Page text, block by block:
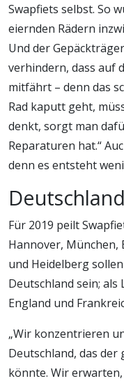
Swapfiets selbst. So
eiernden Rädern
Und der
verhindern, dass auf
mitfährt – denn das
Rad kaputt geht,
denkt, sorgt man
Reparaturen hat.“
denn es entsteht
Für 2019 peilt
Hannover, München,
und Heidelberg
Deutschland sein; als
England und
„Wir konzentrieren
Deutschland, das
könnte. Wir